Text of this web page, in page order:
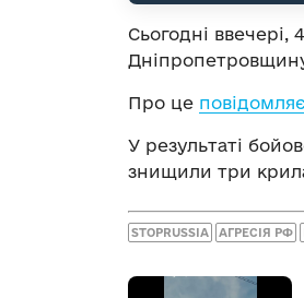
Сьогодні
Про це повідомляє
У результаті
знищили три
STOPRUSSIA АГРЕСІЯ РФ